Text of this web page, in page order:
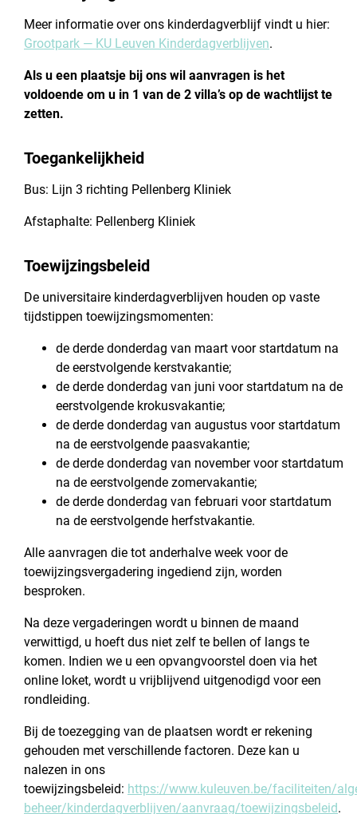
Meer informatie over ons kinderdagverblijf vindt u hier:
Grootpark — KU Leuven Kinderdagverblijven.
Als u een plaatsje bij ons wil aanvragen is het
voldoende om u in 1 van de 2 villa’s op de wachtlijst te
zetten.
Toegankelijkheid
Bus: Lijn 3 richting Pellenberg Kliniek
Afstaphalte: Pellenberg Kliniek
Toewijzingsbeleid
De universitaire kinderdagverblijven houden op vaste
tijdstippen toewijzingsmomenten:
de derde donderdag van maart voor startdatum na
de eerstvolgende kerstvakantie;
de derde donderdag van juni voor startdatum na de
eerstvolgende krokusvakantie;
de derde donderdag van augustus voor startdatum
na de eerstvolgende paasvakantie;
de derde donderdag van november voor startdatum
na de eerstvolgende zomervakantie;
de derde donderdag van februari voor startdatum
na de eerstvolgende herfstvakantie.
Alle aanvragen die tot anderhalve week voor de
toewijzingsvergadering ingediend zijn, worden
besproken.
Na deze vergaderingen wordt u binnen de maand
verwittigd, u hoeft dus niet zelf te bellen of langs te
komen. Indien we u een opvangvoorstel doen via het
online loket, wordt u vrijblijvend uitgenodigd voor een
rondleiding.
Bij de toezegging van de plaatsen wordt er rekening
gehouden met verschillende factoren. Deze kan u
nalezen in ons
toewijzingsbeleid: https://www.kuleuven.be/faciliteiten/
beheer/kinderdagverblijven/aanvraag/toewijzingsbeleid.